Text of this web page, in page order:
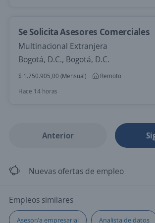
Se Solicita Asesores Comerciales
Multinacional Extranjera
Bogotá, D.C., Bogotá, D.C.
$ 1.750.905,00 (Mensual)
Remoto
Hace 14 horas
Anterior
Nuevas ofertas de empleo
Empleos similares
Asesor/a empresarial Analista de datos